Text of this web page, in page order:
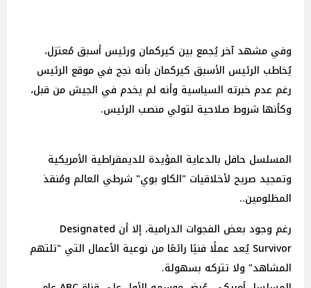
وفي مشهد آخر يُجمع بين كيركمان ورئيس أسبق مُعتزل،
يُخاطب الرئيس الأسبق كيركمان بأنه نجح في موقع الرئيس
رغم عدم خبرته السياسية وأنه لم يخدم في الجيش من قبل،
وكأنها شروط صلاحية لتولي منصب الرئيس.
المسلسل حافل بالدعاية المؤيدة للديمقراطية الأمريكية
وتمجيد صريح لأخلاقيات "الكاو بوي" شرطي العالم ومُنقذ
المظلومين..
رغم وجود بعض الفجوات الدرامية، إلا أن Designated
Survivor يُعد عملًا فنيًا رائعًا من نوعية الأعمال التي "تلتهم
المشاهد" ولا تتركه بسهولة.